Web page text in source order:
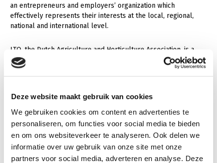
Deze website maakt gebruik van cookies
We gebruiken cookies om content en advertenties te
personaliseren, om functies voor social media te bieden
en om ons websiteverkeer te analyseren. Ook delen we
informatie over uw gebruik van onze site met onze
partners voor social media, adverteren en analyse. Deze
Sectoren
Biologische Landbouw
Melkveehouderij
Paardenhouderij
Pluimveehouderij
Plant
Bomen, vaste planten en zomerbloemen
Fruitteelt
Glastuinbouw
Multifunctionele landbouw
Nieuws
Nieuwsabonnement
Webinars
an entrepreneurs and employers’ organization which
effectively represents their interests at the local, regional,
national and international level.
LTO, the Dutch Agriculture and Horticulture Association, is a
member of
, the united voice of farmers in the
European Union.